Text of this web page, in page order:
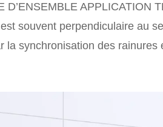
D’ENSEMBLE APPLICATION
souvent perpendiculaire au
la synchronisation des rainures